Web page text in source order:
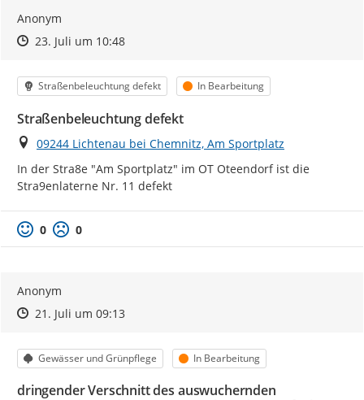
Anonym
Zeitpunkt des Erstellens
Zeitpunkt des Erstellens
23. Juli um 10:48Zur Äußerung
Kategorie
Straßenbeleuchtung defekt Status
In Bearbeitung
Straßenbeleuchtung defekt
Ort
09244 Lichtenau bei Chemnitz, Am Sportplatz
In der Stra8e "Am Sportplatz" im OT Oteendorf ist die
Stra9enlaterne Nr. 11 defekt
0 0
Anonym
Zeitpunkt des Erstellens
Zeitpunkt des Erstellens
21. Juli um 09:13Zur Äußerung
Kategorie
Gewässer und Grünpflege Status
In Bearbeitung
dringender Verschnitt des auswuchernden